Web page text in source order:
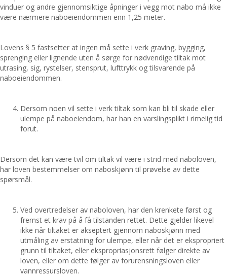
vinduer og andre gjennomsiktige åpninger i vegg mot nabo må ikke
være nærmere naboeiendommen enn 1,25 meter.
Lovens § 5 fastsetter at ingen må sette i verk graving, bygging,
sprenging eller lignende uten å sørge for nødvendige tiltak mot
utrasing, sig, rystelser, stensprut, lufttrykk og tilsvarende på
naboeiendommen.
Dersom noen vil sette i verk tiltak som kan bli til skade eller
ulempe på naboeiendom, har han en varslingsplikt i rimelig tid
forut.
Dersom det kan være tvil om tiltak vil være i strid med naboloven,
har loven bestemmelser om naboskjønn til prøvelse av dette
spørsmål.
Ved overtredelser av naboloven, har den krenkete først og
fremst et krav på å få tilstanden rettet. Dette gjelder likevel
ikke når tiltaket er akseptert gjennom naboskjønn med
utmåling av erstatning for ulempe, eller når det er ekspropriert
grunn til tiltaket, eller ekspropriasjonsrett følger direkte av
loven, eller om dette følger av forurensningsloven eller
vannressursloven.